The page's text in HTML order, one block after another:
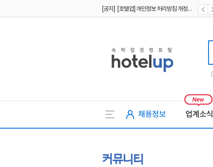
[공지] [호텔업] 개인정보 처리방침 개정본2 (19.09.02)
채용정보 업계소식
커뮤니티